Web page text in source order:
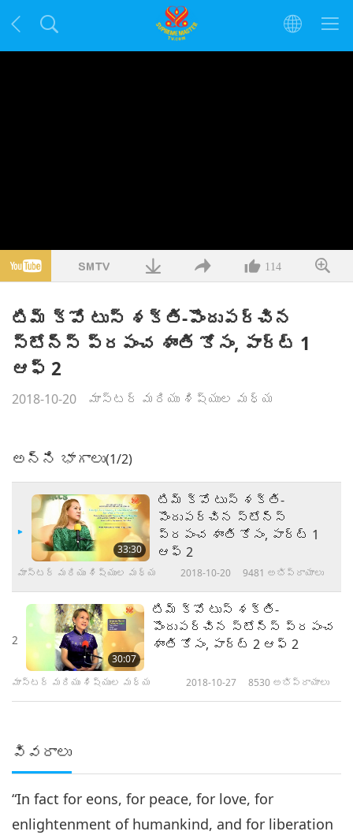
114
టిమ్ క్వో టుస్ శక్తి-పొందుపర్చిన
స్టోన్స్ ప్రపంచ శాంతి కోసం, పార్ట్ 1
ఆఫ్ 2
2018-10-20 మాస్టర్ మరియు శిష్యుల మధ్య
అన్ని భాగాలు(1/2)
33:30
టిమ్ క్వో టుస్ శక్తి-
పొందుపర్చిన స్టోన్స్
ప్రపంచ శాంతి కోసం, పార్ట్ 1
ఆఫ్ 2
మాస్టర్ మరియు శిష్యుల మధ్య 2018-10-20 9481 అభిప్రాయాలు
2
30:07
టిమ్ క్వో టుస్ శక్తి-
పొందుపర్చిన స్టోన్స్ ప్రపంచ
శాంతి కోసం, పార్ట్ 2 ఆఫ్ 2
మాస్టర్ మరియు శిష్యుల మధ్య 2018-10-27 8530 అభిప్రాయాలు
వివరాలు
“In fact for eons, for peace, for love, for
enlightenment of humankind, and for liberation